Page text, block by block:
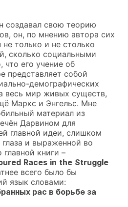
создавал свою теорию
он, по мнению автора сих
только и не столько
сколько социальными
его учение об
представляет собой
демографических
весь мир живых существ,
Маркс и Энгельс. Мне
материал из
Дарвином для
главной идеи, слишком
и выраженной во
главной книги –
Races in the Struggle
всего было бы
язык словами:
рас в борьбе за